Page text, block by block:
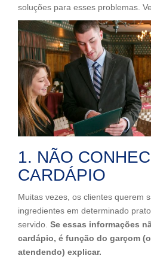
soluções para esses problemas.
1. NÃO
CARDÁPIO
Muitas vezes, os clientes querem
ingredientes em determinado
servido. Se essas informações
cardápio, é função do garçom
atendendo) explicar.